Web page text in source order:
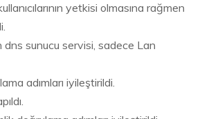
yetkisi olmasına rağmen
dns sunucu servisi, sadece Lan
adımları iyileştirildi.